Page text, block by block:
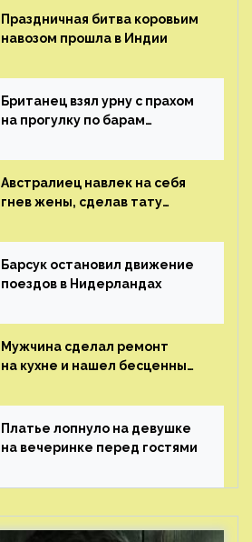
Праздничная битва коровьим
навозом прошла в Индии
Британец взял урну с прахом
на прогулку по барам
Австралиец навлек на себя
гнев жены, сделав тату
Барсук остановил движение
поездов в Нидерландах
Мужчина сделал ремонт
на кухне и нашел бесценные
Платье лопнуло на девушке
на вечеринке перед гостями